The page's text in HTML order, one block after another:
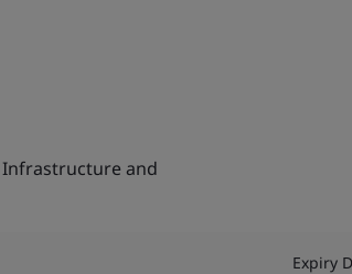
and
Expiry